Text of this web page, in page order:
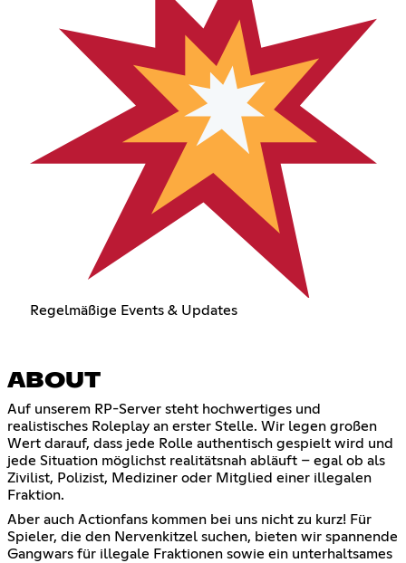
Regelmäßige Events & Updates
ABOUT
Auf unserem RP-Server steht hochwertiges und
realistisches Roleplay an erster Stelle. Wir legen großen
Wert darauf, dass jede Rolle authentisch gespielt wird und
jede Situation möglichst realitätsnah abläuft – egal ob als
Zivilist, Polizist, Mediziner oder Mitglied einer illegalen
Fraktion.
Aber auch Actionfans kommen bei uns nicht zu kurz! Für
Spieler, die den Nervenkitzel suchen, bieten wir spannende
Gangwars für illegale Fraktionen sowie ein unterhaltsames